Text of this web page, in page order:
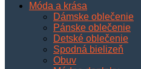
Móda a krása
Dámske oblečenie
Pánske oblečenie
Detské oblečenie
Spodná bielizeň
Obuv